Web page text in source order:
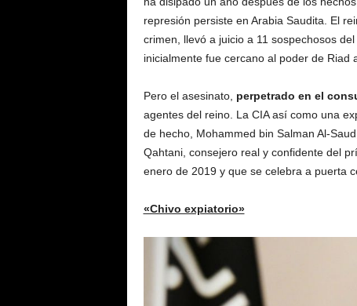
represión persiste en Arabia Saudita. El
crimen, llevó a juicio a 11 sospechosos
inicialmente fue cercano al poder de Riad
Pero el asesinato, perpetrado en el
agentes del reino. La CIA así como una
de hecho, Mohammed bin Salman Al-
Qahtani, consejero real y confidente del
enero de 2019 y que se celebra a puerta
«Chivo expiatorio»